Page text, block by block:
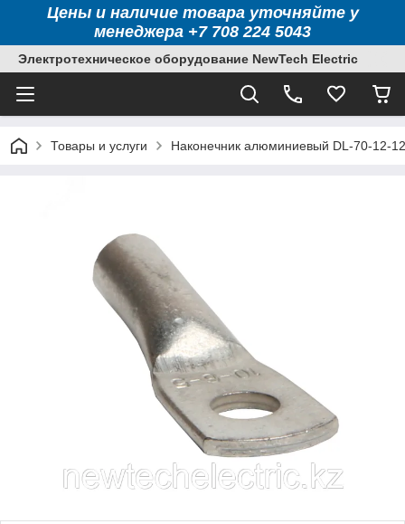
Цены и наличие товара уточняйте у
менеджера +7 708 224 5043
Электротехническое оборудование NewTech Electric
Товары и услуги Наконечник алюминиевый DL-70-12-